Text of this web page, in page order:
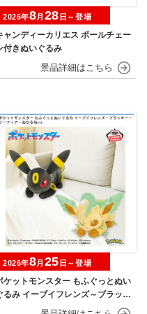
ャンディーカリエス ボールチェー
付きぬいぐるみ
2026年8月 28 日～登場
ケットモンスター もふぐっとぬい
るみ イーブイフレンズ～ブラッキ
ー・リーフィア～おひるねver.
2026年8月 25 日～登場